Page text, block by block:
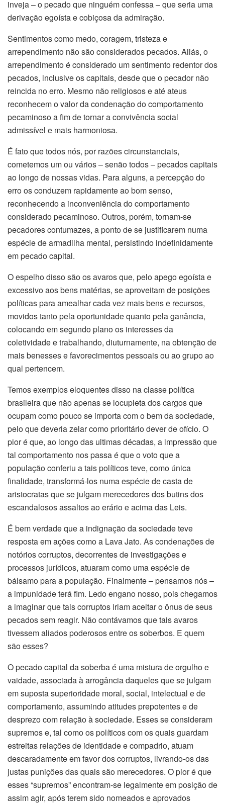
inveja – o pecado que ninguém confessa – que seria uma
derivação egoísta e cobiçosa da admiração.
Sentimentos como medo, coragem, tristeza e
arrependimento não são considerados pecados. Aliás, o
arrependimento é considerado um sentimento redentor dos
pecados, inclusive os capitais, desde que o pecador não
reincida no erro. Mesmo não religiosos e até ateus
reconhecem o valor da condenação do comportamento
pecaminoso a fim de tornar a convivência social
admissível e mais harmoniosa.
É fato que todos nós, por razões circunstanciais,
cometemos um ou vários – senão todos – pecados capitais
ao longo de nossas vidas. Para alguns, a percepção do
erro os conduzem rapidamente ao bom senso,
reconhecendo a inconveniência do comportamento
considerado pecaminoso. Outros, porém, tornam-se
pecadores contumazes, a ponto de se justificarem numa
espécie de armadilha mental, persistindo indefinidamente
em pecado capital.
O espelho disso são os avaros que, pelo apego egoísta e
excessivo aos bens matérias, se aproveitam de posições
políticas para amealhar cada vez mais bens e recursos,
movidos tanto pela oportunidade quanto pela ganância,
colocando em segundo plano os interesses da
coletividade e trabalhando, diuturnamente, na obtenção de
mais benesses e favorecimentos pessoais ou ao grupo ao
qual pertencem.
Temos exemplos eloquentes disso na classe política
brasileira que não apenas se locupleta dos cargos que
ocupam como pouco se importa com o bem da sociedade,
pelo que deveria zelar como prioritário dever de ofício. O
pior é que, ao longo das ultimas décadas, a impressão que
tal comportamento nos passa é que o voto que a
população conferiu a tais políticos teve, como única
finalidade, transformá-los numa espécie de casta de
aristocratas que se julgam merecedores dos butins dos
escandalosos assaltos ao erário e acima das Leis.
É bem verdade que a indignação da sociedade teve
resposta em ações como a Lava Jato. As condenações de
notórios corruptos, decorrentes de investigações e
processos jurídicos, atuaram como uma espécie de
bálsamo para a população. Finalmente – pensamos nós –
a impunidade terá fim. Ledo engano nosso, pois chegamos
a imaginar que tais corruptos iriam aceitar o ônus de seus
pecados sem reagir. Não contávamos que tais avaros
tivessem aliados poderosos entre os soberbos. E quem
são esses?
O pecado capital da soberba é uma mistura de orgulho e
vaidade, associada à arrogância daqueles que se julgam
em suposta superioridade moral, social, intelectual e de
comportamento, assumindo atitudes prepotentes e de
desprezo com relação à sociedade. Esses se consideram
supremos e, tal como os políticos com os quais guardam
estreitas relações de identidade e compadrio, atuam
descaradamente em favor dos corruptos, livrando-os das
justas punições das quais são merecedores. O pior é que
esses “supremos” encontram-se legalmente em posição de
assim agir, após terem sido nomeados e aprovados